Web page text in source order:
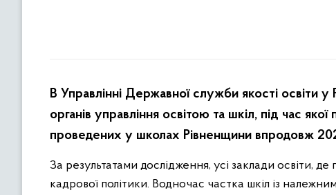
В Управлінні Державної служби якості освіти у
органів управління освітою та шкіл, під час
проведених у школах Рівненщини впродовж
За результатами дослідження, усі заклади освіти,
кадрової політики. Водночас частка шкіл із